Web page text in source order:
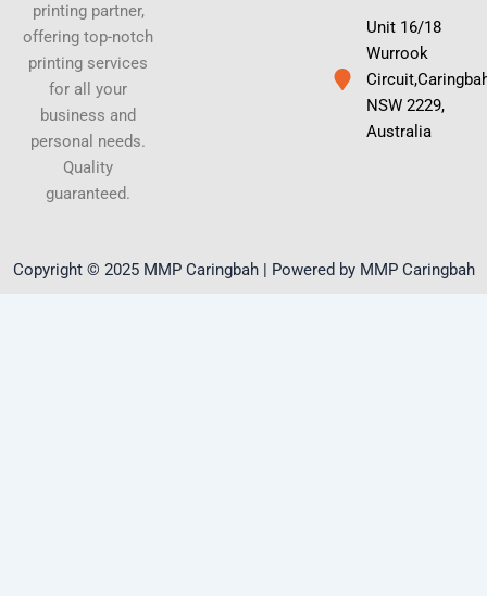
printing partner,
offering top-notch
printing services
for all your
business and
personal needs.
Quality
guaranteed.
Unit 16/18
Wurrook
NSW 2229,
Australia
Copyright © 2025 MMP Caringbah | Powered by MMP Caringbah